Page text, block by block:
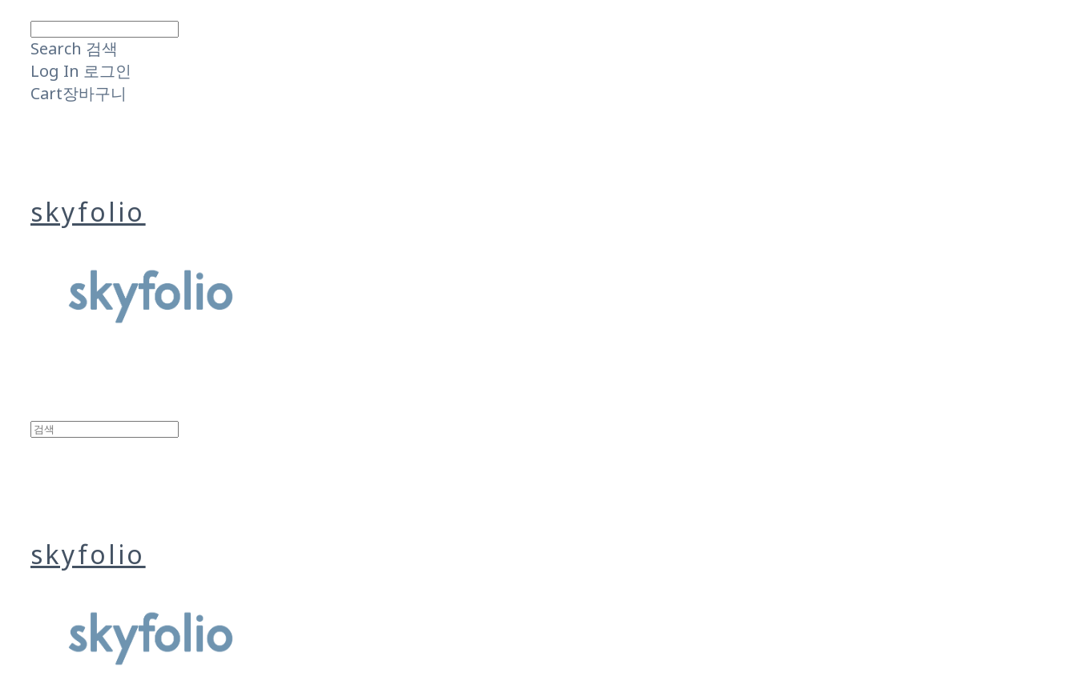
Search 검색
Log In 로그인
Cart장바구니
skyfolio
skyfolio